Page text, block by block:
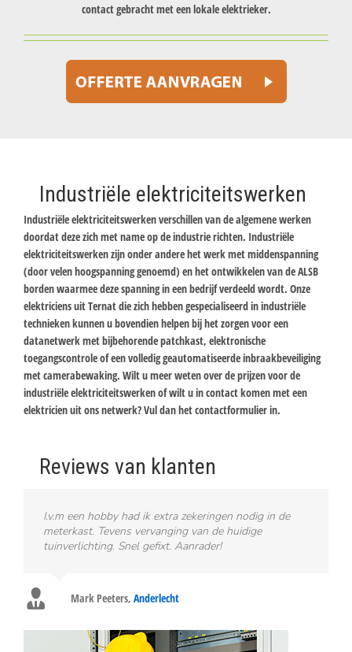
contact gebracht met een lokale elektrieker.
Industriële elektriciteitswerken
Industriële elektriciteitswerken verschillen van de algemene werken
doordat deze zich met name op de industrie richten. Industriële
elektriciteitswerken zijn onder andere het werk met middenspanning
(door velen hoogspanning genoemd) en het ontwikkelen van de ALSB
borden waarmee deze spanning in een bedrijf verdeeld wordt. Onze
elektriciens uit Ternat die zich hebben gespecialiseerd in industriële
technieken kunnen u bovendien helpen bij het zorgen voor een
datanetwerk met bijbehorende patchkast, elektronische
toegangscontrole of een volledig geautomatiseerde inbraakbeveiliging
met camerabewaking. Wilt u meer weten over de prijzen voor de
industriële elektriciteitswerken of wilt u in contact komen met een
elektricien uit ons netwerk? Vul dan het contactformulier in.
Reviews van klanten
I.v.m een hobby had ik extra zekeringen nodig in de
meterkast. Tevens vervanging van de huidige
tuinverlichting. Snel gefixt. Aanrader!
Mark Peeters, Anderlecht